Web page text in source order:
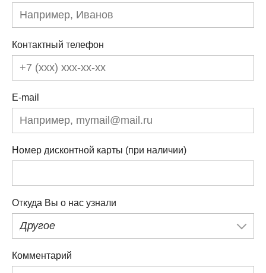
Контактный телефон
E-mail
Номер дисконтной карты (при наличии)
Откуда Вы о нас узнали
Другое
Комментарий